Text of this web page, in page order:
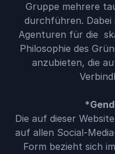
Gruppe mehrere
durchführen. Dabei
Agenturen für die
Philosophie des
anzubieten, die
Die auf dieser
auf allen Social-
Form bezieht sich